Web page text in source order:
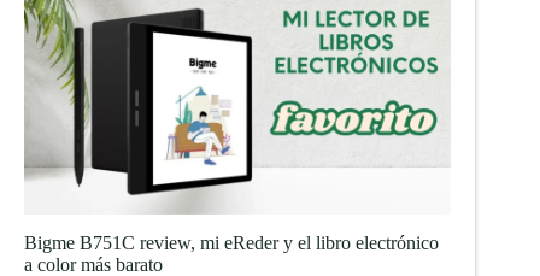
Bigme B751C review, mi eReder y el libro electrónico
a color más barato